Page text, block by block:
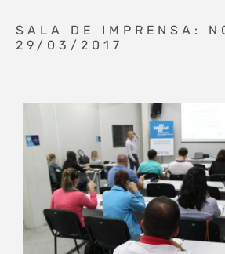
SALA DE IMPRENSA:
29/03/2017